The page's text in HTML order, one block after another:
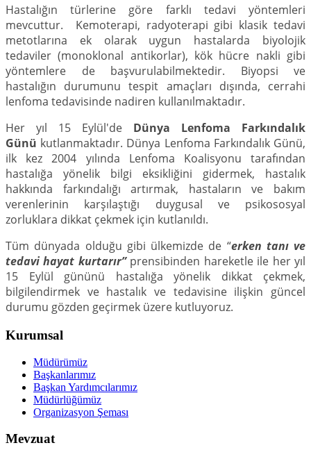
Hastalığın türlerine göre farklı tedavi yöntemleri
mevcuttur. Kemoterapi, radyoterapi gibi klasik tedavi
metotlarına ek olarak uygun hastalarda biyolojik
tedaviler (monoklonal antikorlar), kök hücre nakli gibi
yöntemlere de başvurulabilmektedir. Biyopsi ve
hastalığın durumunu tespit amaçları dışında, cerrahi
lenfoma tedavisinde nadiren kullanılmaktadır.
Her yıl 15 Eylül'de Dünya Lenfoma Farkındalık
Günü kutlanmaktadır. Dünya Lenfoma Farkındalık Günü,
ilk kez 2004 yılında Lenfoma Koalisyonu tarafından
hastalığa yönelik bilgi eksikliğini gidermek, hastalık
hakkında farkındalığı artırmak, hastaların ve bakım
verenlerinin karşılaştığı duygusal ve psikososyal
zorluklara dikkat çekmek için kutlanıldı.
Tüm dünyada olduğu gibi ülkemizde de “erken tanı ve
tedavi hayat kurtarır” prensibinden hareketle ile her yıl
15 Eylül gününü hastalığa yönelik dikkat çekmek,
bilgilendirmek ve hastalık ve tedavisine ilişkin güncel
durumu gözden geçirmek üzere kutluyoruz.
Kurumsal
Müdürümüz
Başkanlarımız
Başkan Yardımcılarımız
Müdürlüğümüz
Organizasyon Şeması
Mevzuat